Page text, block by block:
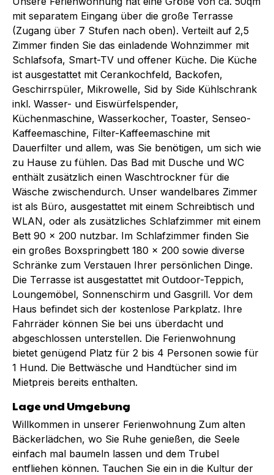
mit separatem Eingang über die große Terrasse
(Zugang über 7 Stufen nach oben). Verteilt auf 2,5
Zimmer finden Sie das einladende Wohnzimmer mit
Schlafsofa, Smart-TV und offener Küche. Die Küche
ist ausgestattet mit Cerankochfeld, Backofen,
Geschirrspüler, Mikrowelle, Sid by Side Kühlschrank
inkl. Wasser- und Eiswürfelspender,
Küchenmaschine, Wasserkocher, Toaster, Senseo-
Kaffeemaschine, Filter-Kaffeemaschine mit
Dauerfilter und allem, was Sie benötigen, um sich wie
zu Hause zu fühlen. Das Bad mit Dusche und WC
enthält zusätzlich einen Waschtrockner für die
Wäsche zwischendurch. Unser wandelbares Zimmer
ist als Büro, ausgestattet mit einem Schreibtisch und
WLAN, oder als zusätzliches Schlafzimmer mit einem
Bett 90 x 200 nutzbar. Im Schlafzimmer finden Sie
ein großes Boxspringbett 180 x 200 sowie diverse
Schränke zum Verstauen Ihrer persönlichen Dinge.
Die Terrasse ist ausgestattet mit Outdoor-Teppich,
Loungemöbel, Sonnenschirm und Gasgrill. Vor dem
Haus befindet sich der kostenlose Parkplatz. Ihre
Fahrräder können Sie bei uns überdacht und
abgeschlossen unterstellen. Die Ferienwohnung
bietet genügend Platz für 2 bis 4 Personen sowie für
1 Hund. Die Bettwäsche und Handtücher sind im
Mietpreis bereits enthalten.
Lage und Umgebung
Willkommen in unserer Ferienwohnung Zum alten
Bäckerlädchen, wo Sie Ruhe genießen, die Seele
einfach mal baumeln lassen und dem Trubel
entfliehen können. Tauchen Sie ein in die Kultur der